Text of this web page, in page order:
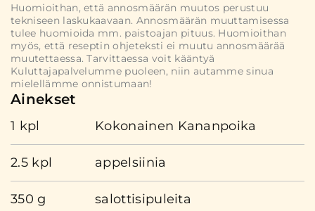
Huomioithan, että annosmäärän muutos perustuu
tekniseen laskukaavaan. Annosmäärän muuttamisessa
tulee huomioida mm. paistoajan pituus. Huomioithan
myös, että reseptin ohjeteksti ei muutu annosmäärää
muutettaessa. Tarvittaessa voit kääntyä
Kuluttajapalvelumme puoleen, niin autamme sinua
mielellämme onnistumaan!
Ainekset
1 kpl Kokonainen Kananpoika
2.5 kpl appelsiinia
350 g salottisipuleita